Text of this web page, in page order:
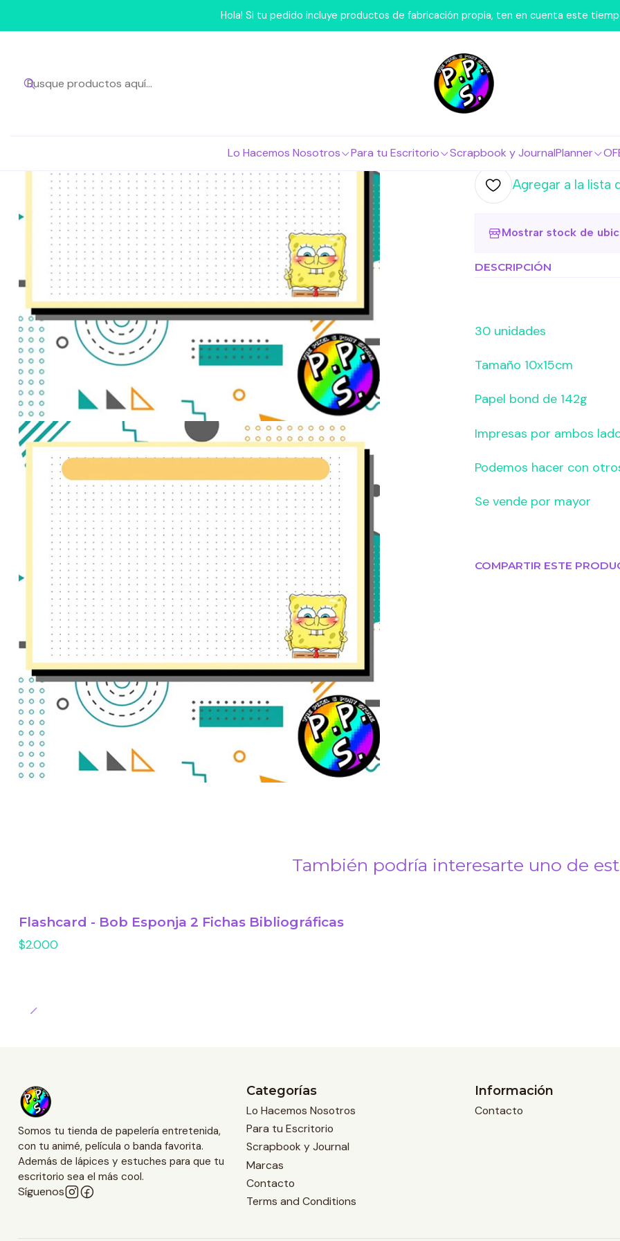
Lo Hacemos Nosotros Para tu Escritorio Scrapbook y JournalPlanner
Hola! Si tu pedido incluye productos de fabricación propia, ten en cuenta este
Inicio Lo Hacemos Nosotros FlashCards Flashcard - Bob Esponja 1
|
Flashcard -
Cantidad
Agregar a la lista
Mostrar stock de
DESCRIPCIÓN
30 unidades
Tamaño 10x15cm
Papel bond de 142g
Impresas por ambos
Podemos hacer con
Se vende por mayor
COMPARTIR ESTE
También podría interesarte uno de
Flashcard - Bob Esponja 2 Fichas Bibliográficas
$2.000
Somos tu tienda de papelería entretenida,
con tu animé, película o banda favorita.
Además de lápices y estuches para que tu
escritorio sea el más cool.
Síguenos
Categorías
Lo Hacemos Nosotros
Para tu Escritorio
Scrapbook y Journal
Marcas
Contacto
Terms and Conditions
Información
Contacto